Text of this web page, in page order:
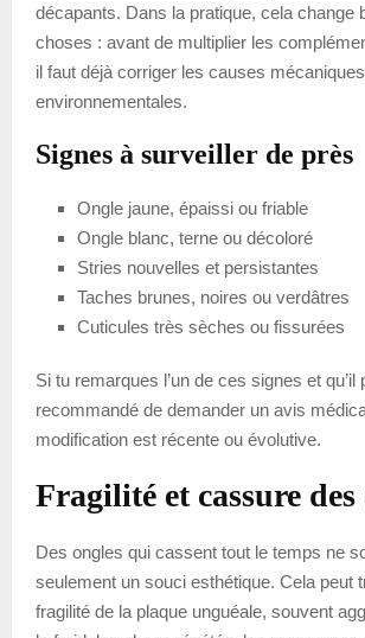
décapants. Dans la pratique, cela change
choses : avant de multiplier les
il faut déjà corriger les causes
environnementales.
Signes à surveiller de près
Ongle jaune, épaissi ou friable
Ongle blanc, terne ou décoloré
Stries nouvelles et persistantes
Taches brunes, noires ou verdâtres
Cuticules très sèches ou fissurées
Si tu remarques l’un de ces signes et qu’il
recommandé de demander un avis
modification est récente ou évolutive.
Fragilité et cassure des
Des ongles qui cassent tout le temps ne
seulement un souci esthétique. Cela peut
fragilité de la plaque unguéale, souvent